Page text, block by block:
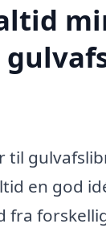
til
en god
fra